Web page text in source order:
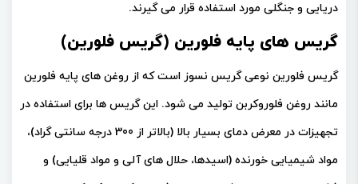
دریایی و جنگلی مورد استفاده قرار می گیرند.
گریس های پایه فلورین (گریس فلورین)
گریس فلورین نوعی گریس نسوز است که از روغن های پایه فلورین
مانند روغن فلوروکربن تولید می شود. این گریس ها برای استفاده در
تجهیزات در معرض دمای بسیار بالا (بالاتر از 300 درجه سانتی گراد)،
مواد شیمیایی خورنده (اسیدها، حلال های آلی و مواد قلیایی) و